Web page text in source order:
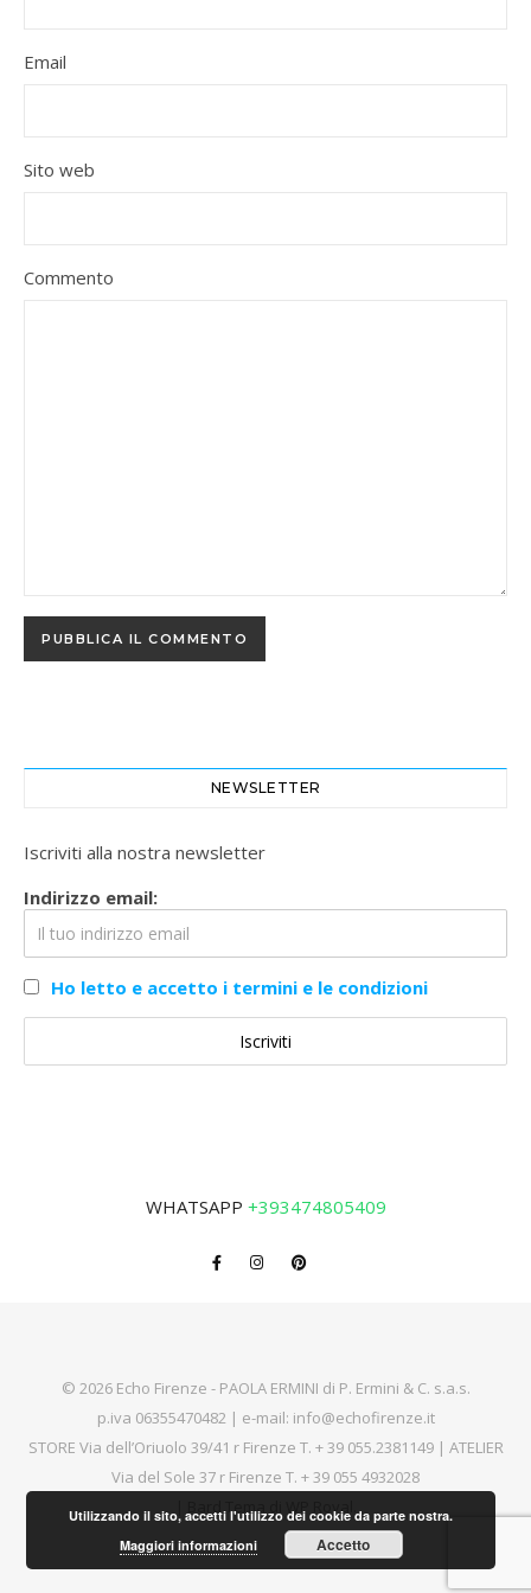
Email
Sito web
Commento
NEWSLETTER
Iscriviti alla nostra newsletter
Indirizzo email:
Ho letto e accetto i termini e le condizioni
WHATSAPP +393474805409
© 2026 Echo Firenze - PAOLA ERMINI di P. Ermini & C. s.a.s.
p.iva 06355470482 | e-mail: info@echofirenze.it
STORE Via dell’Oriuolo 39/41 r Firenze T. + 39 055.2381149| ATELIER
Via del Sole 37 r Firenze T. + 39 055 4932028
Bard Tema di WP Royal
Utilizzando il sito, accetti l'utilizzo dei cookie da parte nostra.
Maggiori informazioni
Accetto